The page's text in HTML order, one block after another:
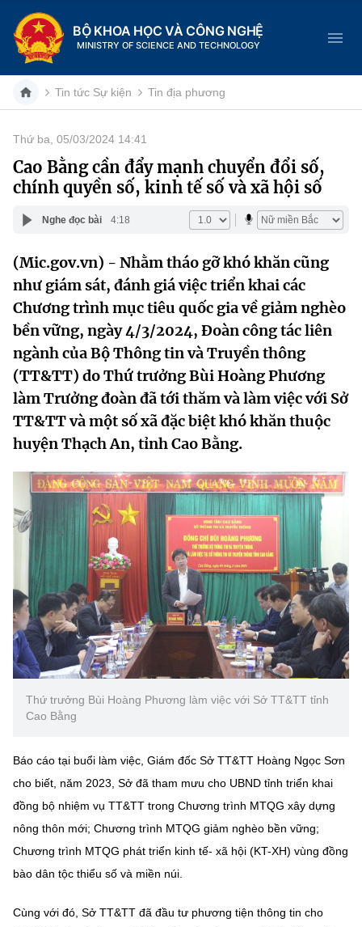
BỘ KHOA HỌC VÀ CÔNG NGHỆ
MINISTRY OF SCIENCE AND TECHNOLOGY
Danh mục
Trang chủ
Giới thiệu
Chức năng nhiệm vụ
Cơ cấu tổ chức
Lịch sử phát triển
Sở Khoa học và Công nghệ
Tin tức sự kiện
Khoa học và Công nghệ
Đổi mới sáng tạo
Chuyển đổi số
Bưu chính, Viễn thông
Tiêu chuẩn, đo lường, chất lượng
Năng lượng nguyên tử
Tin tổng hợp
Tin địa phương
Dịch vụ công
Hệ thống văn bản
Văn bản QPPL
Văn bản chỉ đạo điều hành
MST IOFFICE
THỐNG KÊ
Khoa học và Công nghệ
Đổi mới sáng tạo
Chuyển đổi số
Bưu chính, Viễn thông
Sở hữu trí tuệ
Tiêu chuẩn, đo lường, chất lượng
Năng lượng nguyên tử
Multimedia
THƯ ĐIỆN TỬ
Khác
Videos
Infographic
Ảnh
Voice
Nhiệm vụ trọng tâm
Vietnamese English
BỘ KHOA HỌC VÀ CÔNG NGHỆ
Tin tức Sự kiện Tin địa phương
Thứ ba, 05/03/2024 14:41
Cao Bằng cần đẩy mạnh chuyển đổi số,
chính quyền số, kinh tế số và xã hội số
Nghe đọc bài 4:18
(Mic.gov.vn) - Nhằm tháo gỡ khó khăn cũng
như giám sát, đánh giá việc triển khai các
Chương trình mục tiêu quốc gia về giảm nghèo
bền vững, ngày 4/3/2024, Đoàn công tác liên
ngành của Bộ Thông tin và Truyền thông
(TT&TT) do Thứ trưởng Bùi Hoàng Phương
làm Trưởng đoàn đã tới thăm và làm việc với Sở
TT&TT và một số xã đặc biệt khó khăn thuộc
huyện Thạch An, tỉnh Cao Bằng.
Thứ trưởng Bùi Hoàng Phương làm việc với Sở TT&TT tỉnh
Cao Bằng
Báo cáo tại buổi làm việc, Giám đốc Sở TT&TT Hoàng Ngọc Sơn
cho biết, năm 2023, Sở đã tham mưu cho UBND tỉnh triển khai
đồng bộ nhiệm vụ TT&TT trong Chương trình MTQG xây dựng
nông thôn mới; Chương trình MTQG giảm nghèo bền vững;
Chương trình MTQG phát triển kinh tế- xã hội (KT-XH) vùng đồng
bào dân tộc thiểu số và miền núi.
Cùng với đó, Sở TT&TT đã đầu tư phương tiện thông tin cho